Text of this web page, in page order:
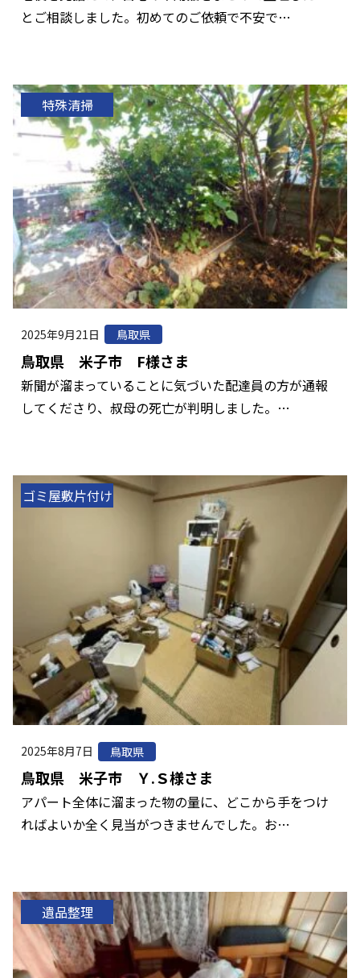
とご相談しました。初めてのご依頼で不安で…
特殊清掃
2025年9月21日 鳥取県
鳥取県 米子市 F様さま
新聞が溜まっていることに気づいた配達員の方が通報
してくださり、叔母の死亡が判明しました。…
ゴミ屋敷片付け
2025年8月7日 鳥取県
鳥取県 米子市 Ｙ.Ｓ様さま
アパート全体に溜まった物の量に、どこから手をつけ
ればよいか全く見当がつきませんでした。お…
遺品整理